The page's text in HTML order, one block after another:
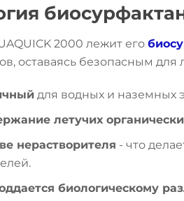
2000 лежит его
оставаясь безопасным
для водных и наземных
летучих
нерастворителя - что
биологическому